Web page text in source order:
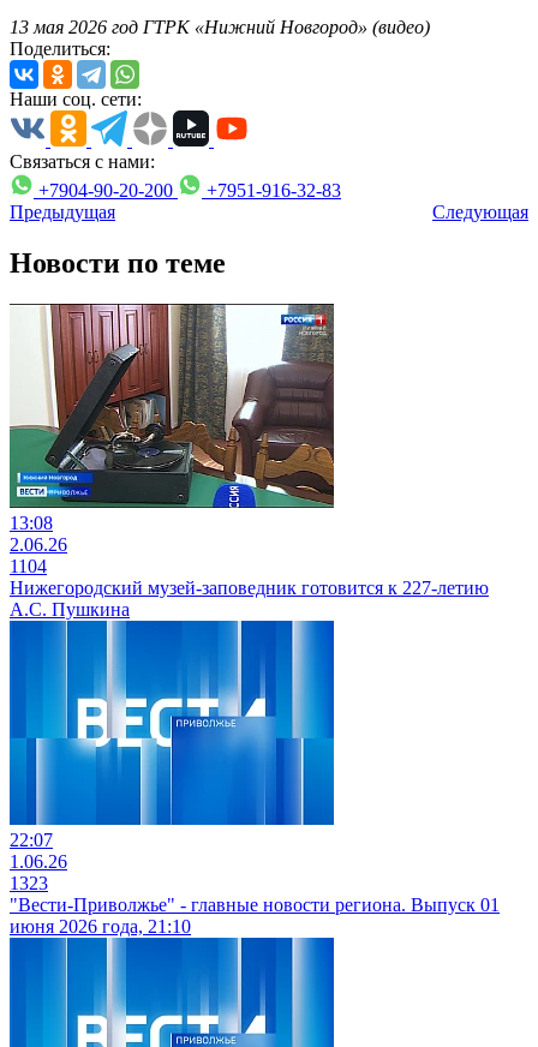
13 мая 2026 год ГТРК «Нижний Новгород» (видео)
Поделиться:
Наши соц. сети:
Связаться с нами:
+7904-90-20-200
+7951-916-32-83
Предыдущая
Следующая
Новости по теме
13:08
2.06.26
1104
Нижегородский музей-заповедник готовится к 227-летию
А.С. Пушкина
22:07
1.06.26
1323
"Вести-Приволжье" - главные новости региона. Выпуск 01
июня 2026 года, 21:10